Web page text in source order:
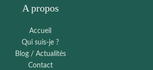
A propos
Accueil
Qui suis-je ?
Blog / Actualités
Contact